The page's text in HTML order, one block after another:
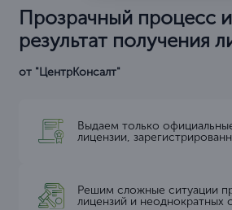
Прозрачный процесс
результат получения
от "ЦентрКонсалт"
Выдаем только
лицензии,
Решим сложные ситуации
лицензий и неоднократных